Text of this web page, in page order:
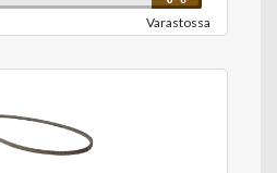
Varastossa